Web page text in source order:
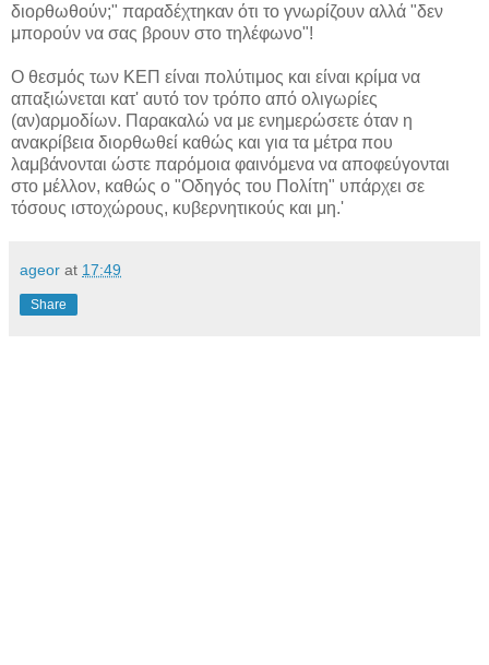
διορθωθούν;" παραδέχτηκαν ότι το γνωρίζουν αλλά "δεν
μπορούν να σας βρουν στο τηλέφωνο"!
Ο θεσμός των ΚΕΠ είναι πολύτιμος και είναι κρίμα να
απαξιώνεται κατ' αυτό τον τρόπο από ολιγωρίες
(αν)αρμοδίων. Παρακαλώ να με ενημερώσετε όταν η
ανακρίβεια διορθωθεί καθώς και για τα μέτρα που
λαμβάνονται ώστε παρόμοια φαινόμενα να αποφεύγονται
στο μέλλον, καθώς ο "Οδηγός του Πολίτη" υπάρχει σε
τόσους ιστοχώρους, κυβερνητικούς και μη.'
ageor at 17:49
Share